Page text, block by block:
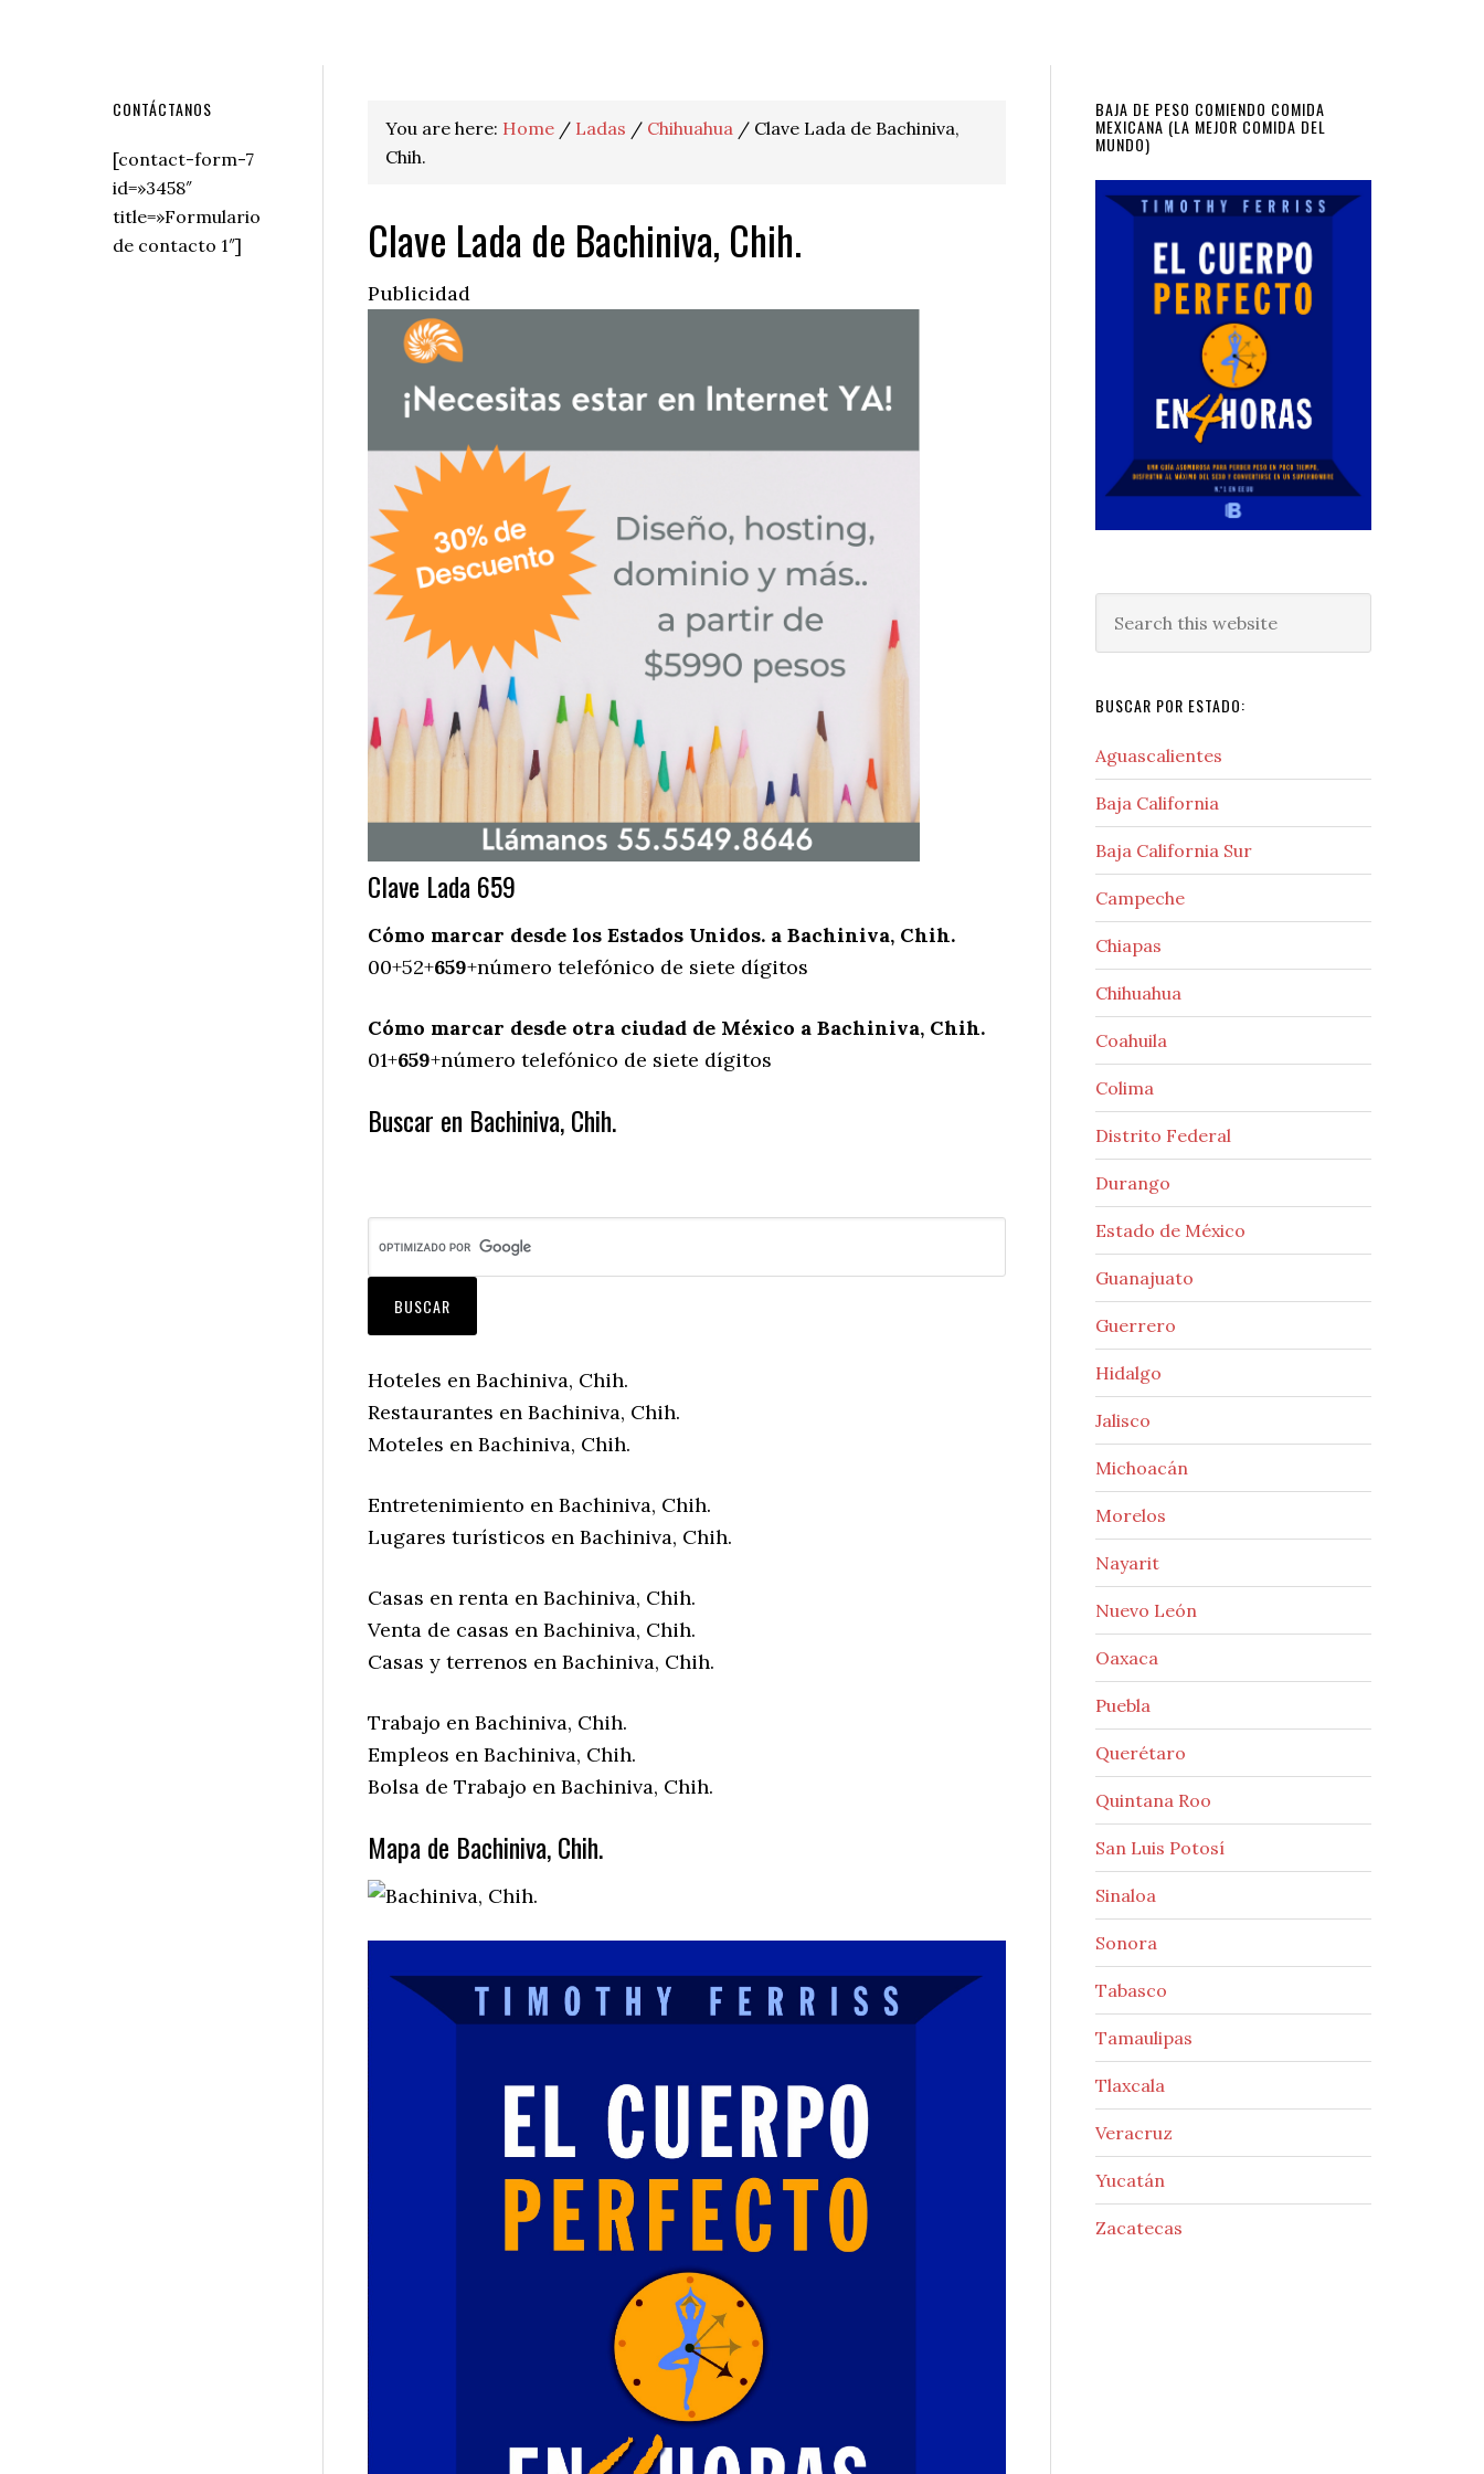
You are here: Home / Ladas / Chihuahua / Clave Lada de Bachiniva,
Chih.
Clave Lada de Bachiniva, Chih.
Publicidad
Clave Lada 659
Cómo marcar desde los Estados Unidos. a Bachiniva, Chih.
00+52+659+número telefónico de siete dígitos
Cómo marcar desde otra ciudad de México a Bachiniva, Chih.
01+659+número telefónico de siete dígitos
Buscar en Bachiniva, Chih.
Hoteles en Bachiniva, Chih.
Restaurantes en Bachiniva, Chih.
Moteles en Bachiniva, Chih.
Entretenimiento en Bachiniva, Chih.
Lugares turísticos en Bachiniva, Chih.
Casas en renta en Bachiniva, Chih.
Venta de casas en Bachiniva, Chih.
Casas y terrenos en Bachiniva, Chih.
Trabajo en Bachiniva, Chih.
Empleos en Bachiniva, Chih.
Bolsa de Trabajo en Bachiniva, Chih.
Mapa de Bachiniva, Chih.
Primary
Sidebar
BAJA DE PESO COMIENDO COMIDA
MEXICANA (LA MEJOR COMIDA DEL
MUNDO)
this
BUSCAR POR ESTADO:
Aguascalientes
Baja California
Baja California Sur
Campeche
Chiapas
Chihuahua
Coahuila
Colima
Distrito Federal
Durango
Estado de México
Guanajuato
Guerrero
Hidalgo
Jalisco
Michoacán
Morelos
Nayarit
Nuevo León
Oaxaca
Puebla
Querétaro
Quintana Roo
San Luis Potosí
Sinaloa
Sonora
Tabasco
Tamaulipas
Tlaxcala
Veracruz
Yucatán
Zacatecas
Secondary
Sidebar
CONTÁCTANOS
[contact-form-7
id=»3458″
title=»Formulario
de contacto 1″]